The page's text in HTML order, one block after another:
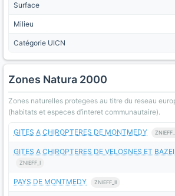
Surface
Milieu
Catégorie UICN
Zones Natura 2000
Zones naturelles protegees au titre du reseau
(habitats et especes d’interet communautaire).
GITES A CHIROPTERES DE MONTMEDY
GITES A CHIROPTERES DE VELOSNES ET
ZNIEFF_I
PAYS DE MONTMEDY ZNIEFF_II